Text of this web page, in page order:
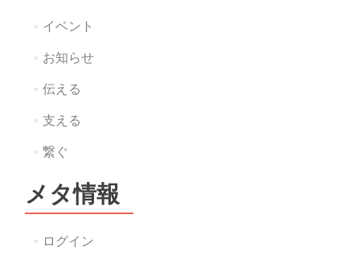
イベント
お知らせ
伝える
支える
繋ぐ
メタ情報
ログイン